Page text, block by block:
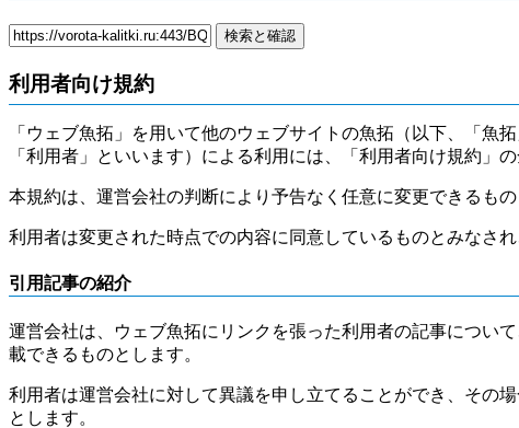
利用者向け規約
「ウェブ魚拓」を用いて他のウェブサイトの魚拓（以下、「魚
「利用者」といいます）による利用には、「利用者向け規約」
本規約は、運営会社の判断により予告なく任意に変更できるもの
利用者は変更された時点での内容に同意しているものとみなさ
引用記事の紹介
運営会社は、ウェブ魚拓にリンクを張った利用者の記事につい
載できるものとします。
利用者は運営会社に対して異議を申し立てることができ、その
とします。